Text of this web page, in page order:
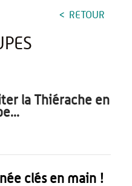
RETOUR
la Thiérache en
clés en main !